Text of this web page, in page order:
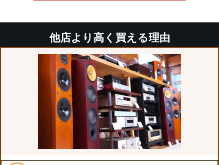
他店より高く買える理由